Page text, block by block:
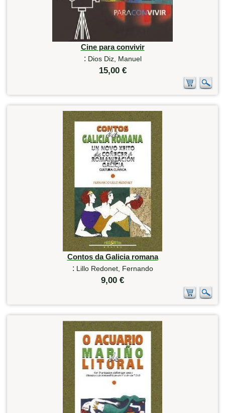
Cine para convivir
: Dios Diz, Manuel
15,00 €
Contos da Galicia romana
: Lillo Redonet, Fernando
9,00 €